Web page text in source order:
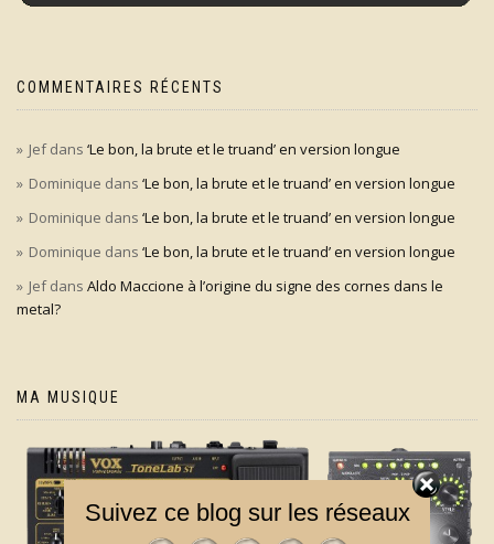
COMMENTAIRES RÉCENTS
Jefdans ‘Le bon, la brute et le truand’ en version longue
Dominique dans ‘Le bon, la brute et le truand’ en version longue
Dominique dans ‘Le bon, la brute et le truand’ en version longue
Dominique dans ‘Le bon, la brute et le truand’ en version longue
Jefdans Aldo Maccione à l’origine du signe des cornes dans le
metal?
MA MUSIQUE
Suivez ce blog sur les réseaux